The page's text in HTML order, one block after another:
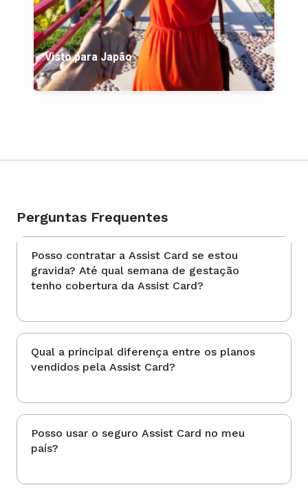
Visto para Japão
Perguntas Frequentes
Posso contratar a Assist Card se estou
gravida? Até qual semana de gestação
tenho cobertura da Assist Card?
Qual a principal diferença entre os planos
vendidos pela Assist Card?
Posso usar o seguro Assist Card no meu
país?